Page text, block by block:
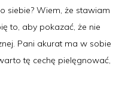
siebie? Wiem, że stawiam
to, aby pokazać, że nie
Pani akurat ma w sobie
tę cechę pielęgnować,